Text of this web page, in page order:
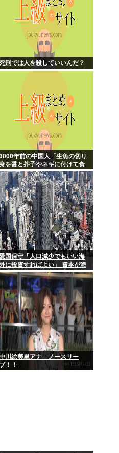
刑では人を殺していいんだ？
年前の中国人「生魚の切り
を醤と芥子やネギに付けて食
と美味い」日本人は何故ずっ
このレベルで足踏みしてるの
国保守「人口減少でもいい海
に投資すればよい」 資本が海
流出し賃金もGDPも上がらず
海外が成長
川絵美里アナ ノースリー
ブ！！